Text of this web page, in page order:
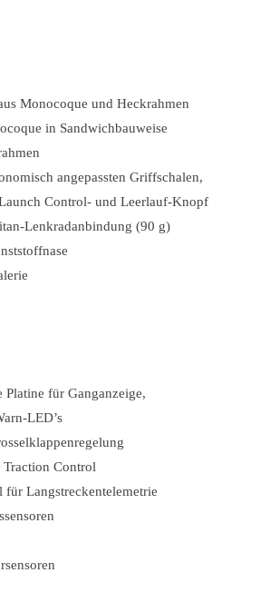
Monocoque und Heckrahmen
in Sandwichbauweise
angepassten Griffschalen,
Control- und Leerlauf-Knopf
Lenkradanbindung (90 g)
Platine für Ganganzeige,
LED’s
Control
für Langstreckentelemetrie